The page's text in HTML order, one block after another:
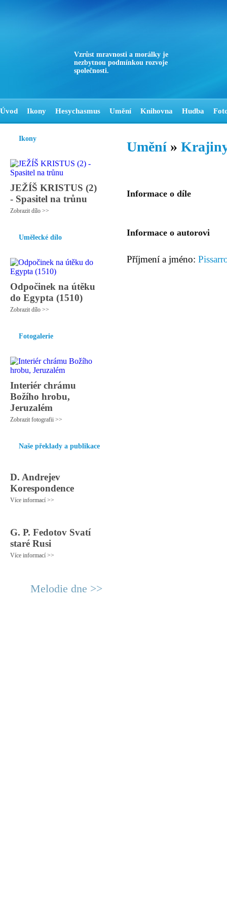
Vzrůst mravnosti a morálky je
nezbytnou podmínkou rozvoje
společnosti.
Úvod Ikony Hesychasmus Umění Knihovna Hudba
Ikony
JEŽÍŠ KRISTUS (2)
- Spasitel na trůnu
Zobrazit dílo >>
Umělecké dílo
Odpočinek na útěku
do Egypta (1510)
Zobrazit dílo >>
Fotogalerie
Interiér chrámu
Božího hrobu,
Jeruzalém
Zobrazit fotografii >>
Naše překlady a publikace
D. Andrejev
Korespondence
Více informací >>
G. P. Fedotov Svatí
staré Rusi
Více informací >>
Melodie dne >>
Umění »
Informace o díle
Informace o autorovi
Příjmení a jméno: